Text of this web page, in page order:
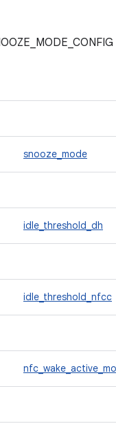
snooze_mode
idle_threshold_dh
idle_threshold_nfcc